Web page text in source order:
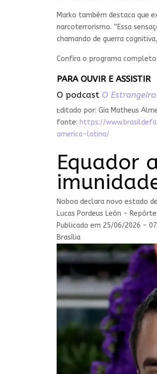
Marko também destaca que
narcoterrorismo. “Essa
chamando de guerra
Confira o programa completo
PARA OUVIR E ASSISTIR
O podcast O Estrangeiro
Editado por: Gia Matheus
fonte: https://
america-latina/
Equador
Noboa declara novo estado
Lucas Pordeus León -
Publicado em 25/06/2026 -
Brasília